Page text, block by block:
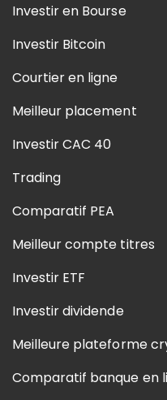
Investir en Bourse
Investir Bitcoin
Courtier en ligne
Meilleur placement
Investir CAC 40
Trading
Comparatif PEA
Meilleur compte titres
Investir ETF
Investir dividende
Meilleure plateforme
Comparatif banque en